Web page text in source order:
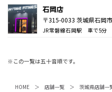
石岡店
〒315-0033 茨城県石岡
JR常磐線石岡駅 車で5分
※この一覧は五十音順です。
HOME 店舗一覧 茨城県店舗一